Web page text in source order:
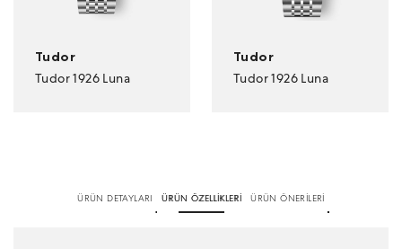
Tudor
Tudor 1926 Luna
Tudor
Tudor 1926 Luna
ÜRÜN DETAYLARI ÜRÜN ÖZELLİKLERİ ÜRÜN ÖNERİLERİ